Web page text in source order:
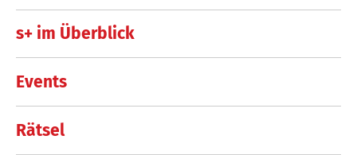
s+ im Überblick
Events
Rätsel